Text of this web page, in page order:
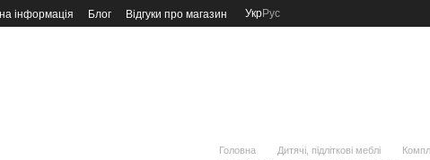
інформація Блог Відгуки про магазин УкрРус
Головна Дитячі, підліткові меблі